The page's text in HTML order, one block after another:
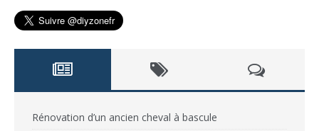
Rénovation d’un ancien cheval à bascule